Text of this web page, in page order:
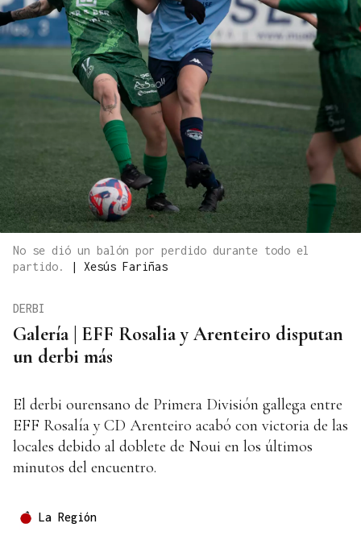
No se dió un balón por perdido durante todo el
partido.
| Xesús Fariñas
Galería | EFF Rosalia y Arenteiro disputan
un derbi más
DERBI
El derbi ourensano de Primera División gallega entre
EFF Rosalía y CD Arenteiro acabó con victoria de las
locales debido al doblete de Noui en los últimos
minutos del encuentro.
La Región